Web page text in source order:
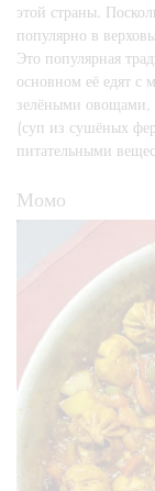
этой страны.
популярно в
Это популярная
основном её едят с
зелёными
(суп из сушёных
питательными
Момо